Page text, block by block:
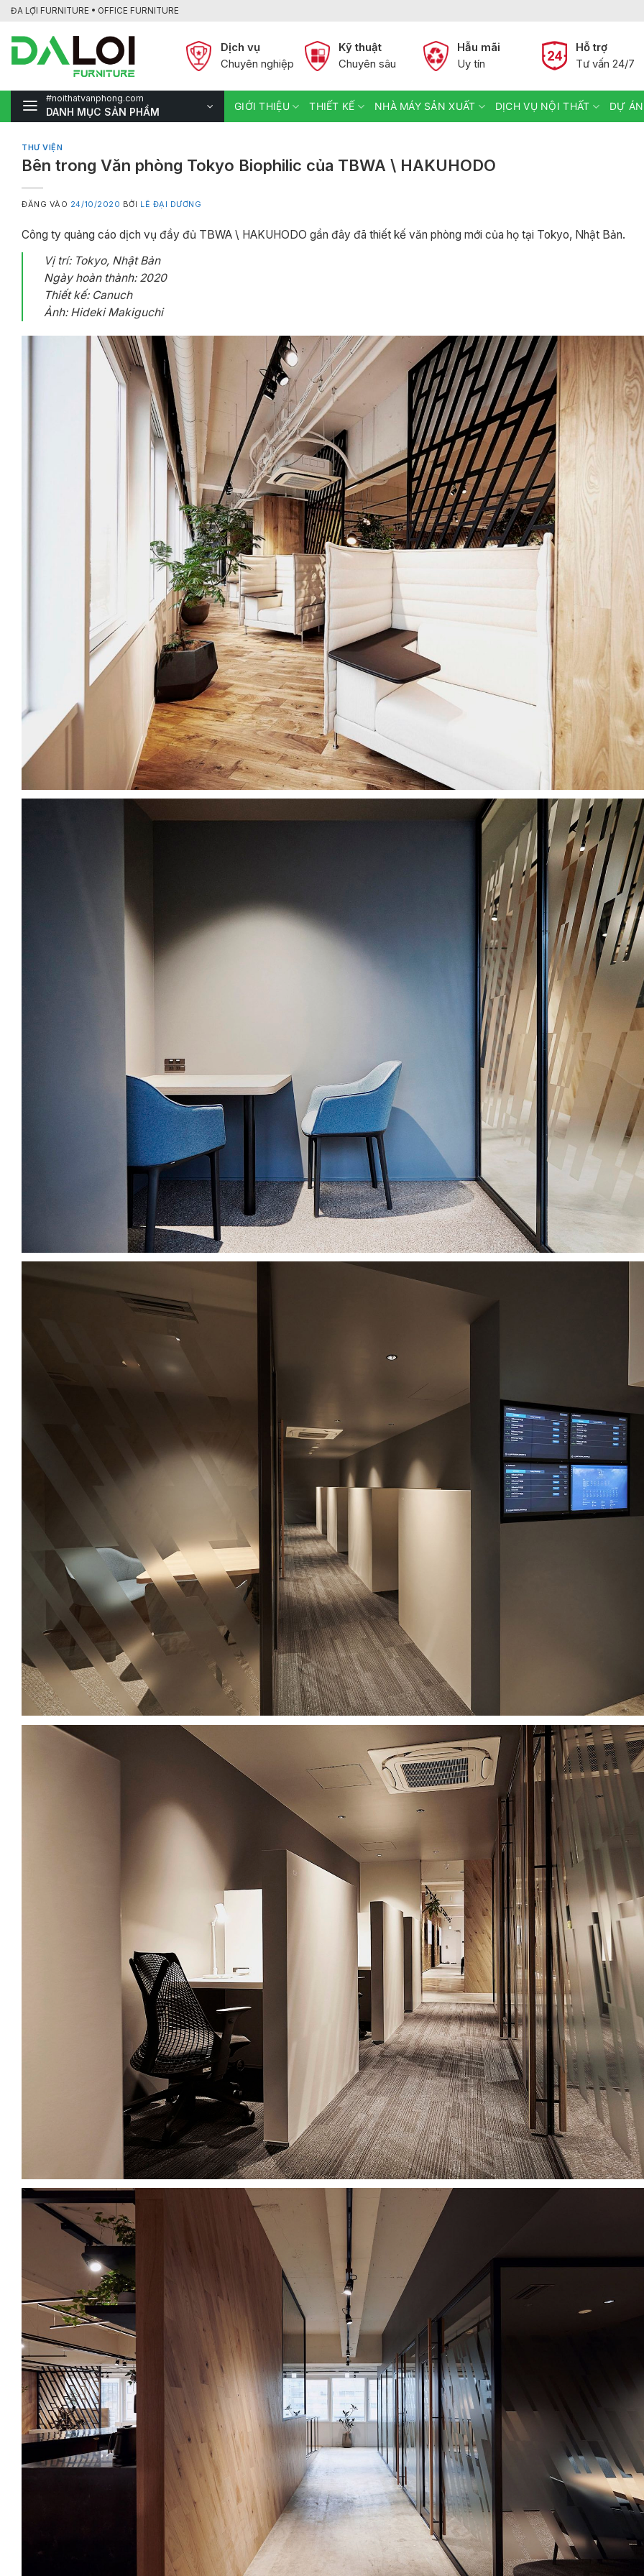
Bỏ
nội
dung
ĐA LỢI FURNITURE • OFFICE FURNITURE
Dịch vụ
Chuyên nghiệp
Kỹ thuật
Chuyên sâu
Hẫu mãi
Uy tín
Hỗ trợ
Tư vấn 24/7
#noithatvanphong.com
DANH MỤC SẢN PHẨM GIỚI THIỆU THIẾT KẾ NHÀ MÁY SẢN XUẤT DỊCH VỤ NỘI THẤT DỰ
THƯ VIỆN
Bên trong Văn phòng Tokyo Biophilic của TBWA \ HAKUHODO
ĐĂNG VÀO 24/10/2020 BỞI LÊ ĐẠI DƯƠNG
Công ty quảng cáo dịch vụ đầy đủ TBWA \ HAKUHODO gần đây đã thiết kế văn phòng mới của họ tại Tokyo, Nhật Bản.
Vị trí: Tokyo, Nhật Bản
Ngày hoàn thành: 2020
Thiết kế: Canuch
Ảnh: Hideki Makiguchi